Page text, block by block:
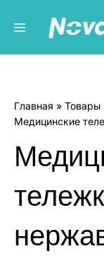
содержанию
Главное
меню
а
о
р
и
и
а
Главная
Товары
Медицинские